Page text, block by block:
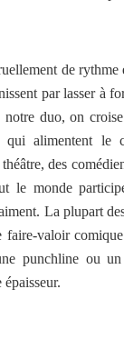
de rythme
par lasser à
duo, on
qui alimentent le
des
le monde
La plupart
valoir
punchline ou un